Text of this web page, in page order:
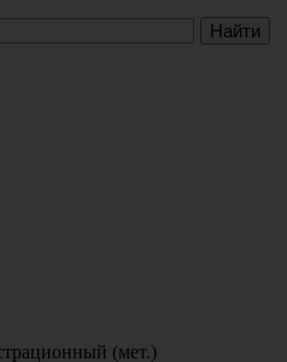
(мет.)